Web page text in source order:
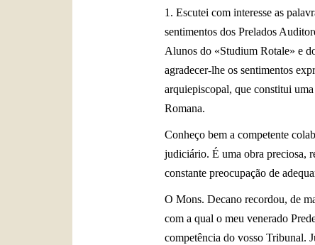
1. Escutei com interesse as
sentimentos dos Prelados
Alunos do «Studium Rotale» e
agradecer-lhe os sentimentos
arquiepiscopal, que constitui
Romana.
Conheço bem a competente
judiciário. É uma obra preciosa,
constante preocupação de
O Mons. Decano recordou, de
com a qual o meu venerado
competência do vosso Tribunal.